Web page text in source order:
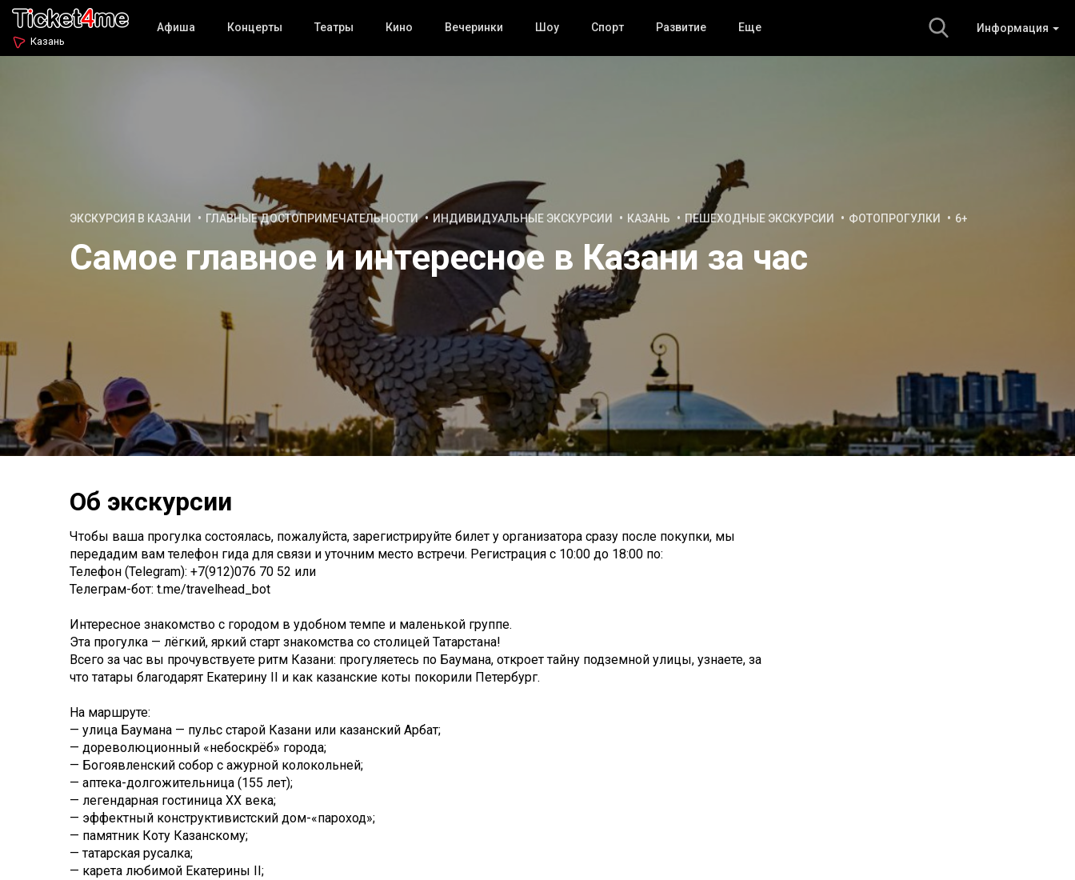
Казань
Информация
Афиша Концерты Театры Кино Вечеринки Шоу Спорт Развитие Еще
ЭКСКУРСИЯ В КАЗАНИ ГЛАВНЫЕ ДОСТОПРИМЕЧАТЕЛЬНОСТИ ИНДИВИДУАЛЬНЫЕ ЭКСКУРСИИ КАЗАНЬ ПЕШЕХОДНЫЕ ЭКСКУРСИИ ФОТОПРОГУЛКИ 6+
Самое главное и интересное в Казани за час
Об экскурсии
Чтобы ваша прогулка состоялась, пожалуйста, зарегистрируйте билет у организатора сразу после покупки, мы
передадим вам телефон гида для связи и уточним место встречи. Регистрация с 10:00 до 18:00 по:
Телефон (Telegram): +7(912)076 70 52 или
Телеграм-бот: t.me/travelhead_bot
Интересное знакомство с городом в удобном темпе и маленькой группе.
Эта прогулка — лёгкий, яркий старт знакомства со столицей Татарстана!
Всего за час вы прочувствуете ритм Казани: прогуляетесь по Баумана, откроет тайну подземной улицы, узнаете, за
что татары благодарят Екатерину II и как казанские коты покорили Петербург.
На маршруте:
— улица Баумана — пульс старой Казани или казанский Арбат;
— дореволюционный «небоскрёб» города;
— Богоявленский собор с ажурной колокольней;
— аптека-долгожительница (155 лет);
— легендарная гостиница XX века;
— эффектный конструктивистский дом-«пароход»;
— памятник Коту Казанскому;
— татарская русалка;
— карета любимой Екатерины II;